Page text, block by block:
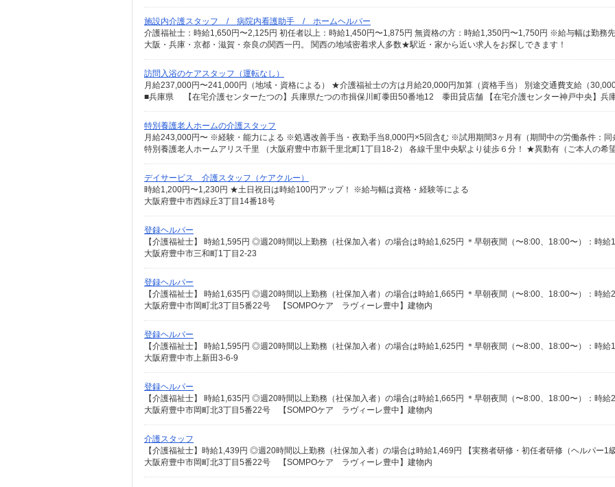
施設内介護スタッフ / 病院内看護助手 / ホームヘルパー
大阪・兵庫・京都・滋賀・奈良の関西一円。 関西の地域密着求人多数★駅近・家から近い求人をお探しできます！
訪問入浴のケアスタッフ（運転なし）
特別養護老人ホームの介護スタッフ
デイサービス 介護スタッフ（ケアクルー）
時給1,200円〜1,230円 ★土日祝日は時給100円アップ！ ※給与幅は資格・経験等による
大阪府豊中市西緑丘3丁目14番18号
登録ヘルパー
大阪府豊中市三和町1丁目2-23
登録ヘルパー
大阪府豊中市岡町北3丁目5番22号 【SOMPOケア ラヴィーレ豊中】建物内
登録ヘルパー
大阪府豊中市上新田3-6-9
登録ヘルパー
大阪府豊中市岡町北3丁目5番22号 【SOMPOケア ラヴィーレ豊中】建物内
介護スタッフ
大阪府豊中市岡町北3丁目5番22号 【SOMPOケア ラヴィーレ豊中】建物内